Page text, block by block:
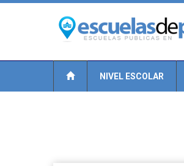
NIVEL ESCOLAR